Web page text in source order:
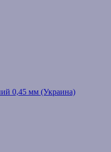
0,45 мм (Украина)